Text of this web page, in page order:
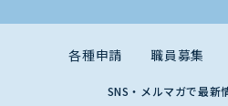
各種申請 職員募集
SNS・メルマガで最新